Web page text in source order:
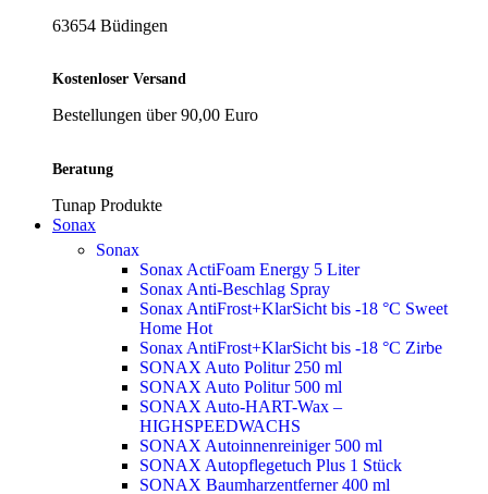
63654 Büdingen
Kostenloser Versand
Bestellungen über 90,00 Euro
Beratung
Tunap Produkte
Sonax
Sonax
Sonax ActiFoam Energy 5 Liter
Sonax Anti-Beschlag Spray
Sonax AntiFrost+KlarSicht bis -18 °C Sweet
Home Hot
Sonax AntiFrost+KlarSicht bis -18 °C Zirbe
SONAX Auto Politur 250 ml
SONAX Auto Politur 500 ml
SONAX Auto-HART-Wax –
HIGHSPEEDWACHS
SONAX Autoinnenreiniger 500 ml
SONAX Autopflegetuch Plus 1 Stück
SONAX Baumharzentferner 400 ml